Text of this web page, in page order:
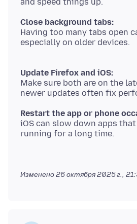
Close background tabs:
Having too many tabs open
especially on older devices.
Update Firefox and iOS:
Make sure both are on the
Restart the app or phone
iOS can slow down apps that
Изменено26 октября 2025 г.,